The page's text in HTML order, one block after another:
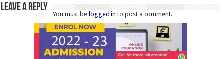
Leave a Reply
You must belogged in to post a comment.